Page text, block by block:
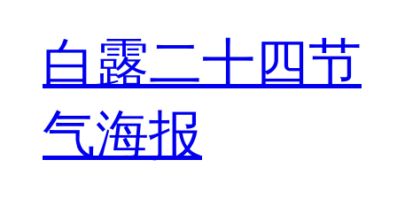
白露二十四节
气海报